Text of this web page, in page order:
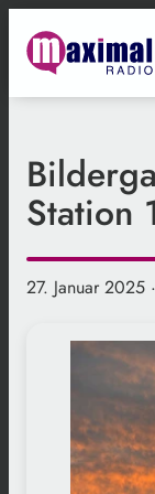
Station
27. Januar 2025